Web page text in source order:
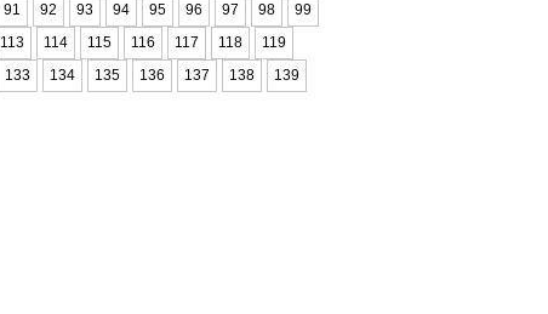
91 92 93 94 95 96 97 98
99
113 114 115 116 117 118
119
133 134 135 136 137 138
139